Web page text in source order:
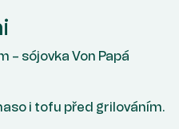
– sójovka Von Papá
i tofu před grilováním.